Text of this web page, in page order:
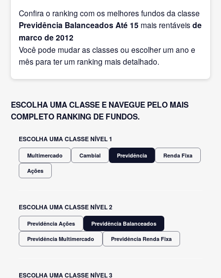
Confira o ranking com os melhores fundos da classe
Previdência Balanceados Até 15 mais rentáveisde
marco de 2012
Você pode mudar as classes ou escolher um ano e
mês para ter um ranking mais detalhado.
ESCOLHA UMA CLASSE E NAVEGUE PELO MAIS
COMPLETO RANKING DE FUNDOS.
ESCOLHA UMA CLASSE NÍVEL 1
Multimercado Cambial Previdência Renda Fixa
Ações
ESCOLHA UMA CLASSE NÍVEL 2
Previdência Ações Previdência Balanceados
Previdência Multimercado Previdência Renda Fixa
ESCOLHA UMA CLASSE NÍVEL 3